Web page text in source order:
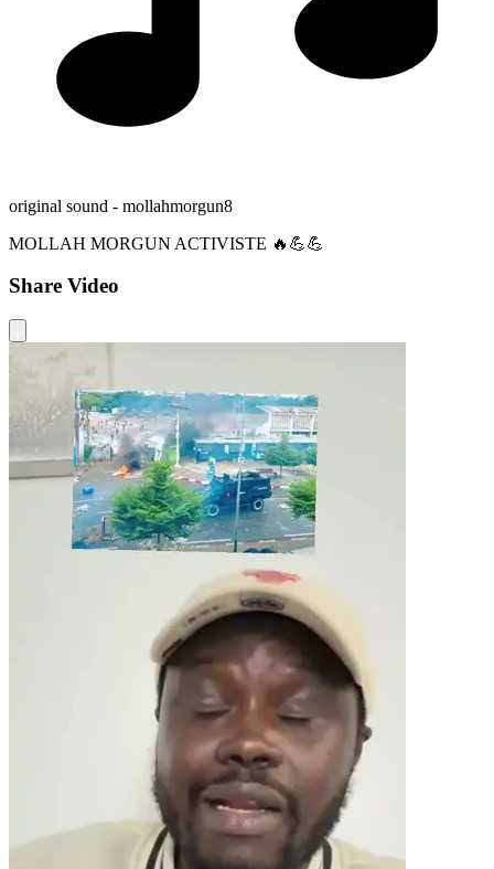
original sound - mollahmorgun8
MOLLAH MORGUN ACTIVISTE 🔥💪💪
Share Video